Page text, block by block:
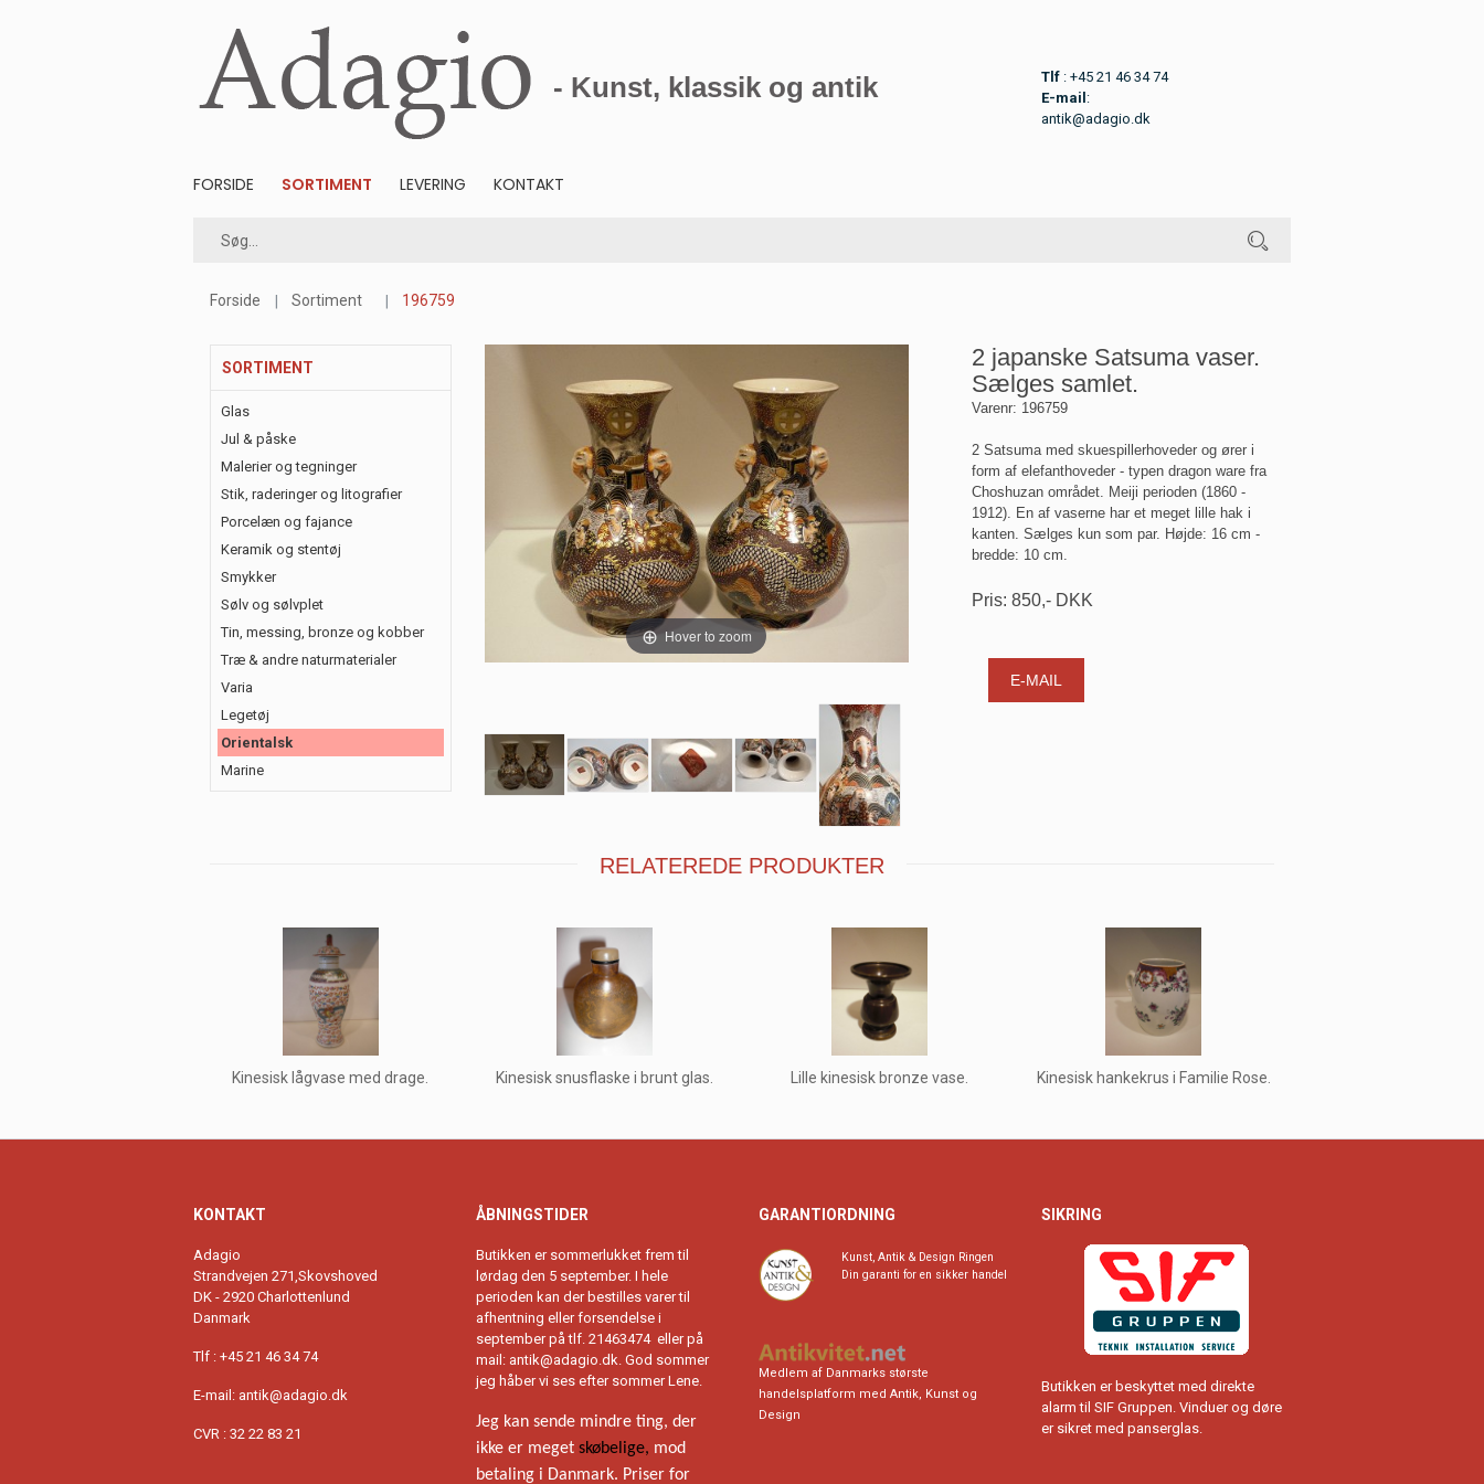
- Kunst, klassik og antik Tlf: +45 21 46 34 74
E-mail :
antik@adagio.dk
FORSIDE SORTIMENT LEVERING KONTAKT
Forside Sortiment 196759
SORTIMENT
Glas
Jul & påske
Malerier og tegninger
Stik, raderinger og litografier
Porcelæn og fajance
Keramik og stentøj
Smykker
Sølv og sølvplet
Tin, messing, bronze og kobber
Træ & andre naturmaterialer
Varia
Legetøj
Orientalsk
Marine
Hover to zoom
2 japanske Satsuma vaser.
Sælges samlet.
Varenr: 196759
2 Satsuma med skuespillerhoveder og ører i
form af elefanthoveder - typen dragon ware fra
Choshuzan området. Meiji perioden (1860 -
1912). En af vaserne har et meget lille hak i
kanten. Sælges kun som par. Højde: 16 cm -
bredde: 10 cm.
Pris: 850,- DKK
E-MAIL
RELATEREDE PRODUKTER
Kinesisk lågvase med drage. Kinesisk snusflaske i brunt glas. Lille kinesisk bronze vase. Kinesisk hankekrus i Familie Rose.
KONTAKT
Adagio
Strandvejen 271,Skovshoved
DK - 2920 Charlottenlund
Danmark
Tlf : +45 21 46 34 74
E-mail: antik@adagio.dk
CVR : 32 22 83 21
ÅBNINGSTIDER
Butikken er sommerlukket frem til
lørdag den 5 september. I hele
perioden kan der bestilles varer til
afhentning eller forsendelse i
september på tlf. 21463474 eller på
mail: antik@adagio.dk . God sommer
jeg håber vi ses efter sommer Lene.
Jeg kan sende mindre ting, der
ikke er meget skøbelige, mod
betaling i Danmark. Priser for
GARANTIORDNING
Kunst, Antik & Design Ringen
Din garanti for en sikker handel
Medlem af Danmarks største
handelsplatform med Antik, Kunst og
Design
SIKRING
Butikken er beskyttet med direkte
alarm til SIF Gruppen. Vinduer og døre
er sikret med panserglas.